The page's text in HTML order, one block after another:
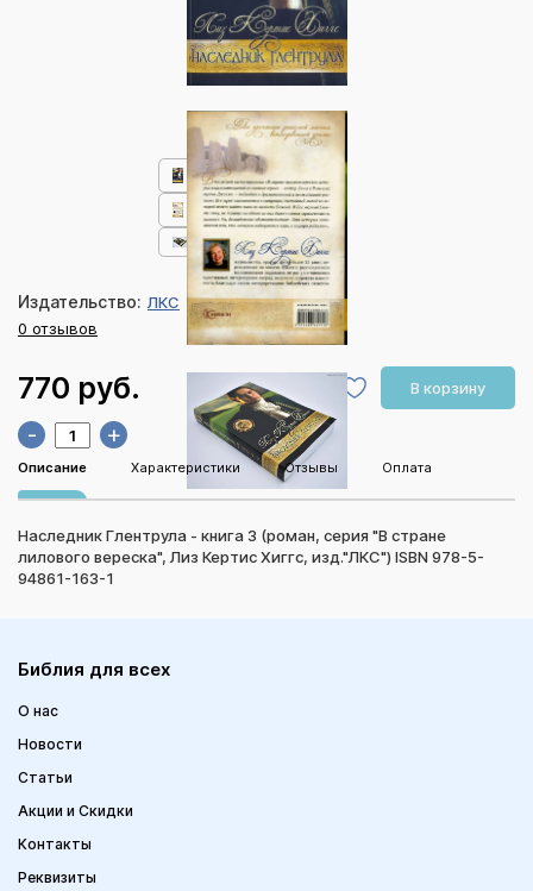
Издательство: ЛКС
0 отзывов
770 руб. В корзину
- +
Описание Характеристики Отзывы Оплата
Наследник Глентрула - книга 3 (роман, серия "В стране
лилового вереска", Лиз Кертис Хиггс, изд."ЛКС") ISBN 978-5-
94861-163-1
Библия для всех
О нас
Новости
Статьи
Акции и Скидки
Контакты
Реквизиты